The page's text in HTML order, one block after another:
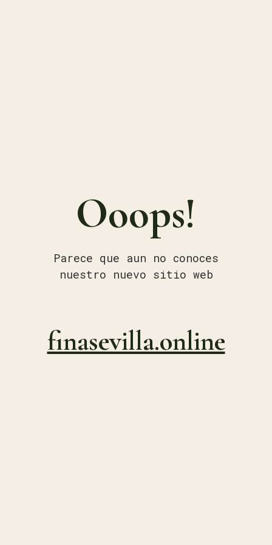
Ooops!
Parece que aun no conoces
nuestro nuevo sitio web
finasevilla.online